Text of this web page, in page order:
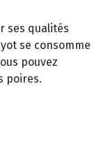
ses qualités
se consomme
pouvez
poires.